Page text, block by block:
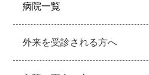
病院一覧
外来を受診される方へ